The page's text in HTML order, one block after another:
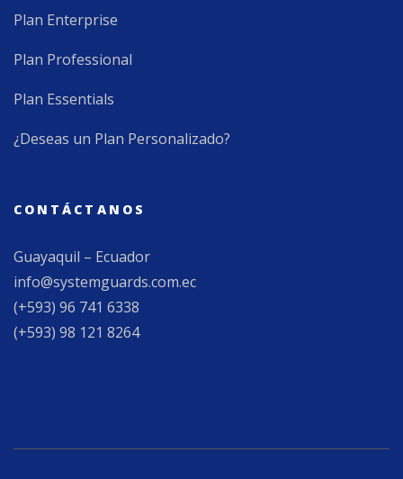
Plan Enterprise
Plan Professional
Plan Essentials
¿Deseas un Plan Personalizado?
CONTÁCTANOS
Guayaquil – Ecuador
info@systemguards.com.ec
(+593) 96 741 6338
(+593) 98 121 8264